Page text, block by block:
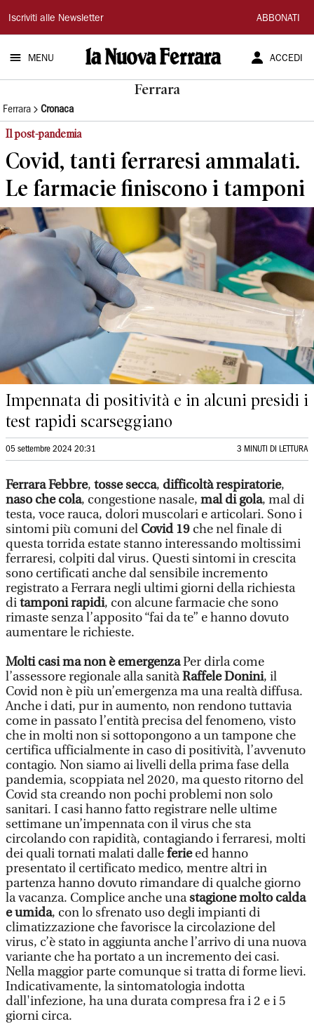
La
Nuova
Ferrara
Iscriviti alle Newsletter ABBONATI
MENU ACCEDI
Ferrara
Ferrara Cronaca
Il post-pandemia
Covid, tanti ferraresi ammalati.
Le farmacie finiscono i tamponi
Impennata di positività e in alcuni presidi i
test rapidi scarseggiano
05 settembre 2024 20:31 3 MINUTI DI LETTURA
FerraraFebbre, tosse secca, difficoltà respiratorie,
naso che cola, congestione nasale, mal di gola, mal di
testa, voce rauca, dolori muscolari e articolari. Sono i
sintomi più comuni del Covid 19 che nel finale di
questa torrida estate stanno interessando moltissimi
ferraresi, colpiti dal virus. Questi sintomi in crescita
sono certificati anche dal sensibile incremento
registrato a Ferrara negli ultimi giorni della richiesta
ditamponi rapidi, con alcune farmacie che sono
rimaste senza l’apposito “fai da te” e hanno dovuto
aumentare le richieste.
Molti casi ma non è emergenzaPer dirla come
l’assessore regionale alla sanitàRaffele Donini, il
Covid non è più un’emergenza ma una realtà diffusa.
Anche i dati, pur in aumento, non rendono tuttavia
come in passato l’entità precisa del fenomeno, visto
che in molti non si sottopongono a un tampone che
certifica ufficialmente in caso di positività, l’avvenuto
contagio. Non siamo ai livelli della prima fase della
pandemia, scoppiata nel 2020, ma questo ritorno del
Covid sta creando non pochi problemi non solo
sanitari. I casi hanno fatto registrare nelle ultime
settimane un’impennata con il virus che sta
circolando con rapidità, contagiando i ferraresi, molti
dei quali tornati malati dalleferieed hanno
presentato il certificato medico, mentre altri in
partenza hanno dovuto rimandare di qualche giorno
la vacanza. Complice anche unastagione molto calda
e umida, con lo sfrenato uso degli impianti di
climatizzazione che favorisce la circolazione del
virus, c’è stato in aggiunta anche l’arrivo di una nuova
variante che ha portato a un incremento dei casi.
Nella maggior parte comunque si tratta di forme lievi.
Indicativamente, la sintomatologia indotta
dall'infezione, ha una durata compresa fra i 2 e i 5
giorni circa.